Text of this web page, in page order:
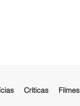
Críticas Filmes